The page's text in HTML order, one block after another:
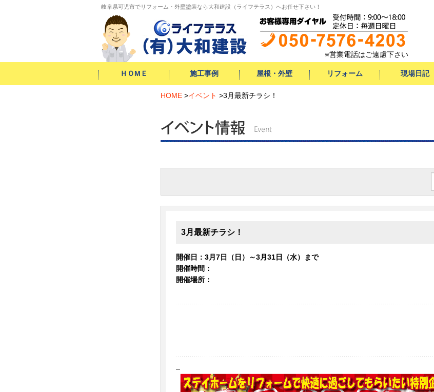
岐阜県可児市でリフォーム・外壁塗装なら大和建設（ライフテラス）へお任せ下さい！
※営業電話はご遠慮下さい
ＨＯМＥ 施工事例
キッチン
お風呂
トイレ
洗面
給湯器
内装
外壁
屋根
防水工事
シロアリ
外構・
エクステリア
自然素材
増改築・
大型リフォーム
小工事
屋根・外壁
屋根
外壁
サイディング
リフォーム 現場日記
HOME >イベント >3月最新チラシ！
3月最新チラシ！
開催日：3月7日（日）～3月31日（水）まで
開催時間：
開催場所：